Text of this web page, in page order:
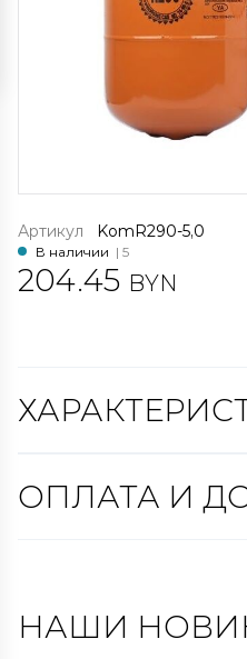
Артикул KomR290-5,0
В наличии | 5
204.45 BYN
ОПЛАТА И
НАШИ